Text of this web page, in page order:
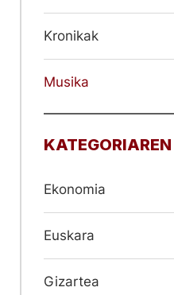
Kronikak
Musika
Ekonomia
Euskara
Gizartea